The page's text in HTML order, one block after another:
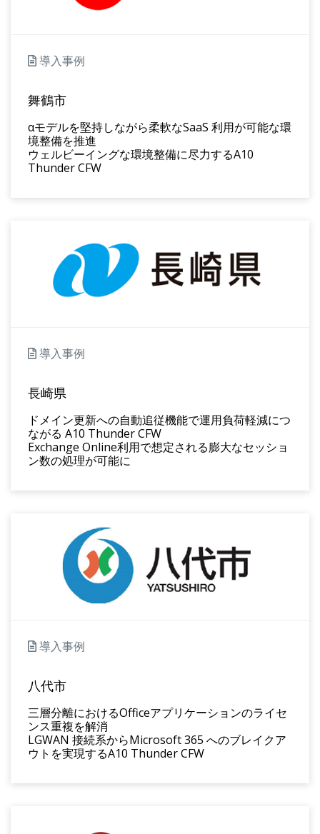
導入事例
舞鶴市
αモデルを堅持しながら柔軟なSaaS 利用が可能な環
境整備を推進
ウェルビーイングな環境整備に尽力するA10
Thunder CFW
導入事例
長崎県
ドメイン更新への自動追従機能で運用負荷軽減につ
ながる A10 Thunder CFW
Exchange Online利用で想定される膨大なセッショ
ン数の処理が可能に
導入事例
八代市
三層分離におけるOfficeアプリケーションのライセ
ンス重複を解消
LGWAN 接続系からMicrosoft 365 へのブレイクア
ウトを実現するA10 Thunder CFW